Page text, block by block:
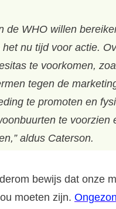
de WHO willen
nu tijd voor actie.
te voorkomen,
tegen de
te promoten en
te voorzien
aldus Caterson.
bewijs dat onze
moeten zijn.